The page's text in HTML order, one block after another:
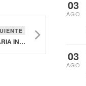
OMS DECLARA EMERGENCIA SANITARIA INTERNACIONAL POR BROTE DE ÉBOLA EN ÁFRICA CENTRAL
03
AGO
03
AGO